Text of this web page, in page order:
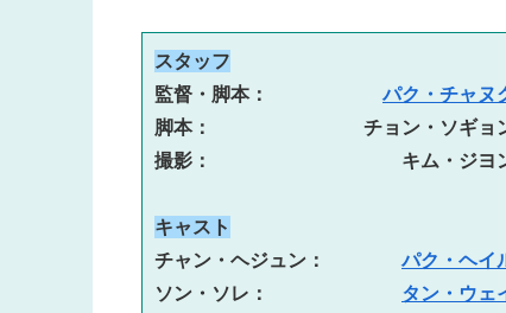
スタッフ
監督・脚本： パク・チャヌ
脚本：　　　　　　　　チョン・ソギョ
撮影：　　　　　　　　　　キム・ジヨ
キャスト
チャン・ヘジュン： パク・ヘイ
ソン・ソレ： タン・ウェ